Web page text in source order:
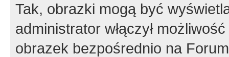
Tak, obrazki mogą być
administrator włączył
obrazek bezpośrednio na